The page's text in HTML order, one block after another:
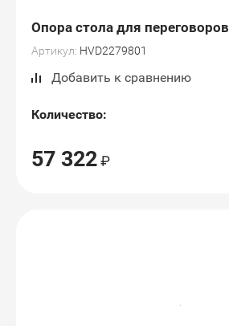
Опора стола для переговоров
Артикул: HVD2279801
Добавить к сравнению
Количество:
57 322